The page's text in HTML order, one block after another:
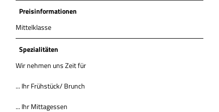
Preisinformationen
Mittelklasse
Spezialitäten
Wir nehmen uns Zeit für
... Ihr Frühstück/ Brunch
... Ihr Mittagessen